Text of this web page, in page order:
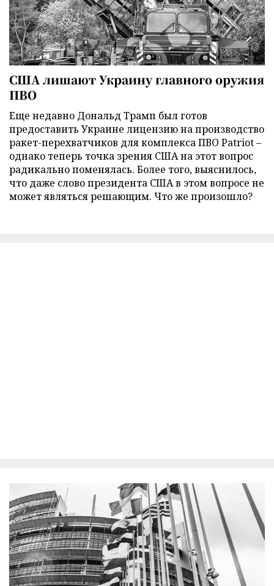
США лишают Украину главного оружия
ПВО
Еще недавно Дональд Трамп был готов
предоставить Украине лицензию на производство
ракет-перехватчиков для комплекса ПВО Patriot –
однако теперь точка зрения США на этот вопрос
радикально поменялась. Более того, выяснилось,
что даже слово президента США в этом вопросе не
может являться решающим. Что же произошло?